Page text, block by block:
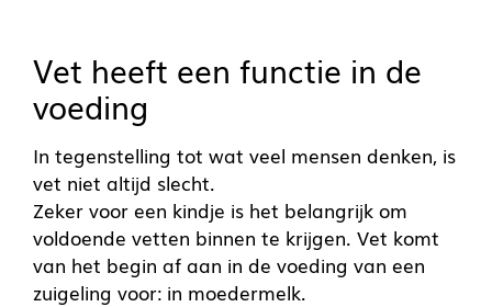
Vet heeft een functie in de
voeding
In tegenstelling tot wat veel mensen denken, is
vet niet altijd slecht.
Zeker voor een kindje is het belangrijk om
voldoende vetten binnen te krijgen. Vet komt
van het begin af aan in de voeding van een
zuigeling voor: in moedermelk.